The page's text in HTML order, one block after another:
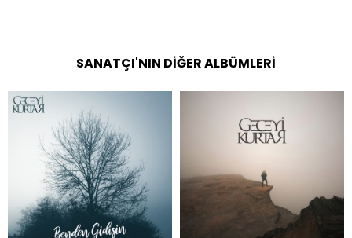
SANATÇI'NIN DIĞER ALBÜMLERI